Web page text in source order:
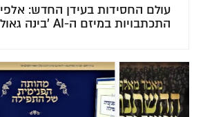
עולם החסידות בעידן החדש: אלפי
התכתבויות במיזם ה-AI 'בינה גאולתית'